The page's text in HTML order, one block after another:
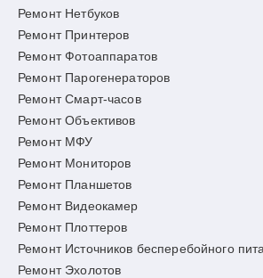
Ремонт Нетбуков
Ремонт Принтеров
Ремонт Фотоаппаратов
Ремонт Парогенераторов
Ремонт Смарт-часов
Ремонт Объективов
Ремонт МФУ
Ремонт Мониторов
Ремонт Планшетов
Ремонт Видеокамер
Ремонт Плоттеров
Ремонт Источников бесперебойного
Ремонт Эхолотов